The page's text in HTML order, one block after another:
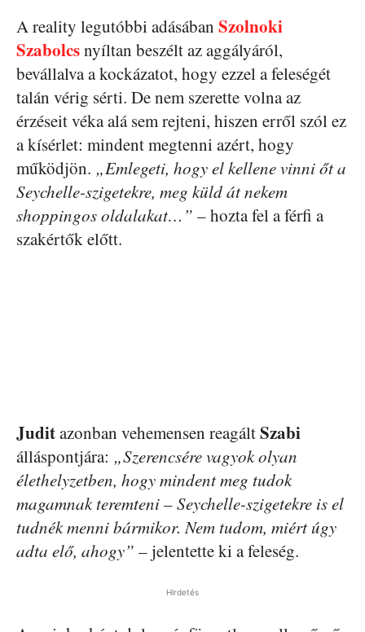
A reality legutóbbi adásában Szolnoki
Szabolcsnyíltan beszélt az aggályáról,
bevállalva a kockázatot, hogy ezzel a feleségét
talán vérig sérti. De nem szerette volna az
érzéseit véka alá sem rejteni, hiszen erről szól ez
a kísérlet: mindent megtenni azért, hogy
működjön. „Emlegeti, hogy el kellene vinni őt a
Seychelle-szigetekre, meg küld át nekem
shoppingos oldalakat…” – hozta fel a férfi a
szakértők előtt.
Juditazonban vehemensen reagáltSzabi
álláspontjára: „Szerencsére vagyok olyan
élethelyzetben, hogy mindent meg tudok
magamnak teremteni – Seychelle-szigetekre is el
tudnék menni bármikor. Nem tudom, miért úgy
adta elő, ahogy” – jelentette ki a feleség.
Hirdetés